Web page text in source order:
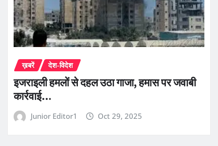
ख़बरें देश-विदेश
इजराइली हमलों से दहल उठा गाजा, हमास पर जवाबी
कार्रवाई…
Junior Editor1 Oct 29, 2025